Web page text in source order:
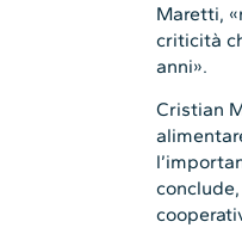
Maretti,
criticità
anni».
Cristian